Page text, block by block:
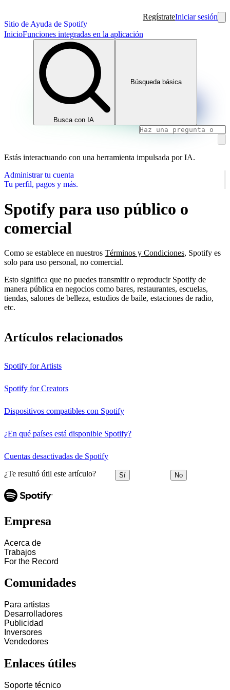
Sitio de Ayuda de Spotify
RegístrateIniciar sesión
InicioFunciones integradas en la aplicación
Busca con IA
Búsqueda básica
Estás interactuando con una herramienta impulsada por IA.
Administrar tu cuenta
Tu perfil, pagos y más.
Spotify para uso público o
comercial
Como se establece en nuestros Términos y Condiciones, Spotify es
solo para uso personal, no comercial.
Esto significa que no puedes transmitir o reproducir Spotify de
manera pública en negocios como bares, restaurantes, escuelas,
tiendas, salones de belleza, estudios de baile, estaciones de radio,
etc.
Artículos relacionados
Spotify for Artists
Spotify for Creators
Dispositivos compatibles con Spotify
¿En qué países está disponible Spotify?
Cuentas desactivadas de Spotify
¿Te resultó útil este artículo? Sí No
Empresa
Acerca de
Trabajos
For the Record
Comunidades
Para artistas
Desarrolladores
Publicidad
Inversores
Vendedores
Enlaces útiles
Soporte técnico